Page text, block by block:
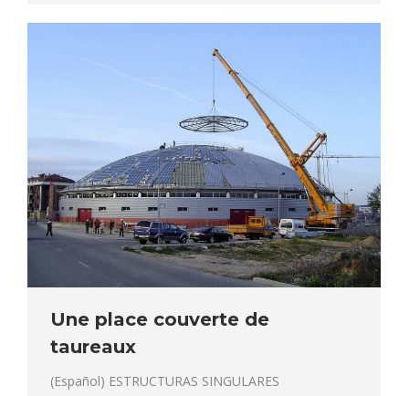
Une place couverte de
taureaux
(Español) ESTRUCTURAS SINGULARES